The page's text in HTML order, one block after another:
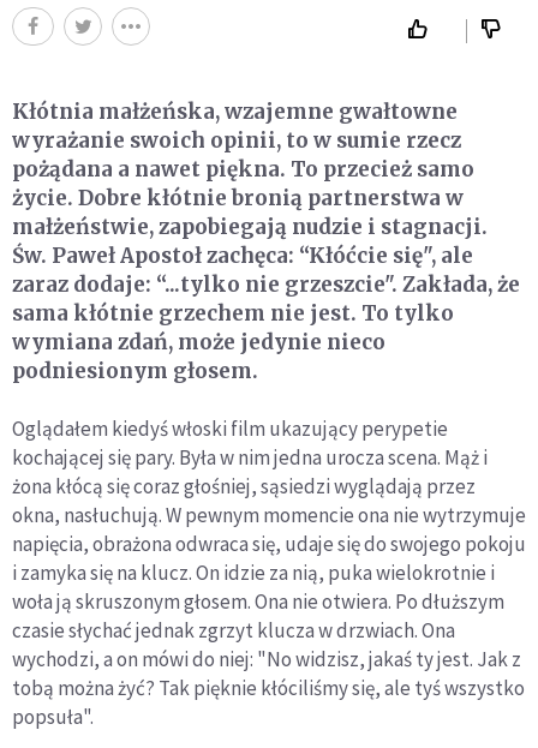
Kłótnia małżeńska, wzajemne gwałtowne
wyrażanie swoich opinii, to w sumie rzecz
pożądana a nawet piękna. To przecież samo
życie. Dobre kłótnie bronią partnerstwa w
małżeństwie, zapobiegają nudzie i stagnacji.
Św. Paweł Apostoł zachęca: “Kłóćcie się", ale
zaraz dodaje: “...tylko nie grzeszcie". Zakłada, że
sama kłótnie grzechem nie jest. To tylko
wymiana zdań, może jedynie nieco
podniesionym głosem.
Oglądałem kiedyś włoski film ukazujący perypetie
kochającej się pary. Była w nim jedna urocza scena. Mąż i
żona kłócą się coraz głośniej, sąsiedzi wyglądają przez
okna, nasłuchują. W pewnym momencie ona nie wytrzymuje
napięcia, obrażona odwraca się, udaje się do swojego pokoju
i zamyka się na klucz. On idzie za nią, puka wielokrotnie i
woła ją skruszonym głosem. Ona nie otwiera. Po dłuższym
czasie słychać jednak zgrzyt klucza w drzwiach. Ona
wychodzi, a on mówi do niej: "No widzisz, jakaś ty jest. Jak z
tobą można żyć? Tak pięknie kłóciliśmy się, ale tyś wszystko
popsuła".